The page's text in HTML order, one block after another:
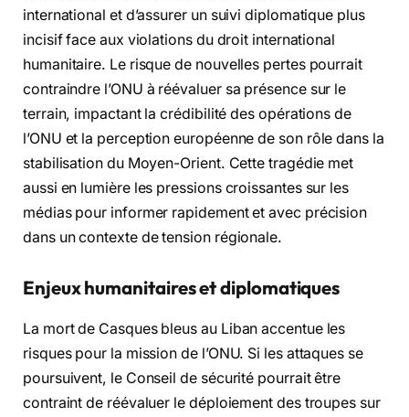
international et d’assurer un suivi diplomatique plus
incisif face aux violations du droit international
humanitaire. Le risque de nouvelles pertes pourrait
contraindre l’ONU à réévaluer sa présence sur le
terrain, impactant la crédibilité des opérations de
l’ONU et la perception européenne de son rôle dans la
stabilisation du Moyen-Orient. Cette tragédie met
aussi en lumière les pressions croissantes sur les
médias pour informer rapidement et avec précision
dans un contexte de tension régionale.
Enjeux humanitaires et diplomatiques
La mort de Casques bleus au Liban accentue les
risques pour la mission de l’ONU. Si les attaques se
poursuivent, le Conseil de sécurité pourrait être
contraint de réévaluer le déploiement des troupes sur